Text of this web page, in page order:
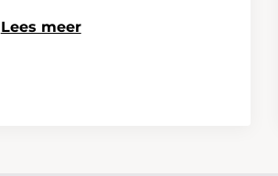
Lees meer